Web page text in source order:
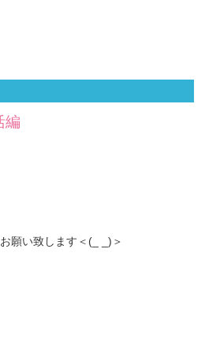
編
願い致します＜(_ _)＞